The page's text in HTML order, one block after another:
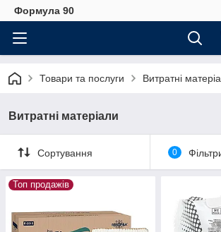
Формула 90
Товари та послуги Витратні
Витратні матеріали
Сортування 0
Топ продажів